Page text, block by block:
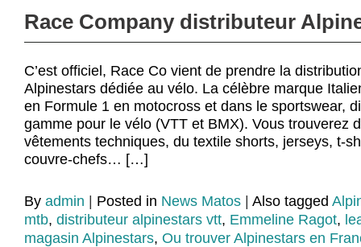
Race Company distributeur
C’est officiel, Race Co vient de prendre la
Alpinestars dédiée au vélo. La célèbre marque
en Formule 1 en motocross et dans le sportswear,
gamme pour le vélo (VTT et BMX). Vous trouverez
vêtements techniques, du textile shorts, jerseys, t-
couvre-chefs… […]
By admin Posted in News Matos Also tagged
mtb, distributeur alpinestars vtt, Emmeline Ragot,
magasin Alpinestars, Ou trouver Alpinestars en